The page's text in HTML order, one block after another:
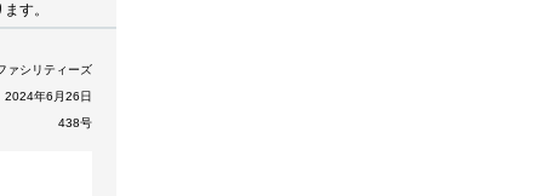
す。
ァシリティーズ
2024年6月26日
438号